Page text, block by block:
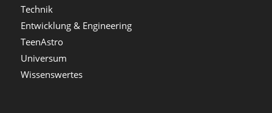
Technik
Entwicklung & Engineering
TeenAstro
Universum
Wissenswertes